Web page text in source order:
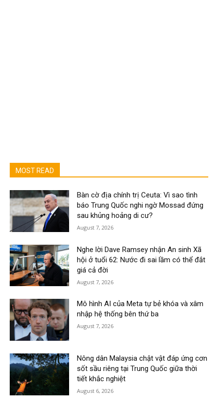
MOST READ
Bàn cờ địa chính trị Ceuta: Vì sao tình
báo Trung Quốc nghi ngờ Mossad đứng
sau khủng hoảng di cư?
August 7, 2026
Nghe lời Dave Ramsey nhận An sinh Xã
hội ở tuổi 62: Nước đi sai lầm có thể đắt
giá cả đời
August 7, 2026
Mô hình AI của Meta tự bẻ khóa và xâm
nhập hệ thống bên thứ ba
August 7, 2026
Nông dân Malaysia chật vật đáp ứng cơn
sốt sầu riêng tại Trung Quốc giữa thời
tiết khắc nghiệt
August 6, 2026